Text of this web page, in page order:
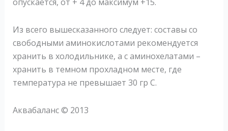
Из всего вышесказанного следует: составы со
свободными аминокислотами рекомендуется
хранить в холодильнике, а с аминохелатами –
хранить в темном прохладном месте, где
температура не превышает 30 гр С.
Аквабаланс © 2013